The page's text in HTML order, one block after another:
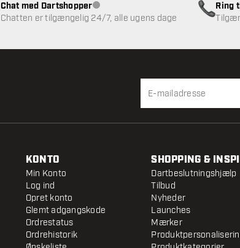
Chat med DartshopperKundeservice ikke tilgængelig
Chatten er tilgængelig 24/7, alle ugens dage
Ring
KONTO
Min Konto
Log ind
Opret konto
Glemt adgangskode
Ordrestatus
Ordrehistorik
SHOPPING &
Dartbeslutningshjælp
Tilbud
Nyheder
Launches
Mærker